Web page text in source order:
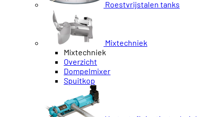
Roestvrijstalen tanks
Mixtechniek
Mixtechniek
Overzicht
Dompelmixer
Spuitkop